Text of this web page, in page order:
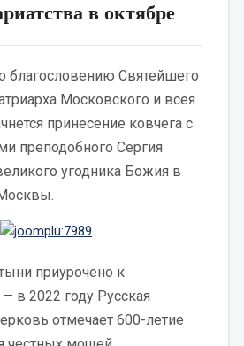
в октябре
благословению Святейшего
Московского и всея
принесение ковчега с
преподобного Сергия
угодника Божия в
приурочено к
в 2022 году Русская
отмечает 600-летие